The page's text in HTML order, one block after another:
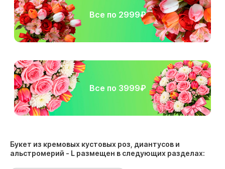
Все по 2999₽
Все по 3999₽
Букет из кремовых кустовых роз, диантусов и
альстромерий - L размещен в следующих разделах: